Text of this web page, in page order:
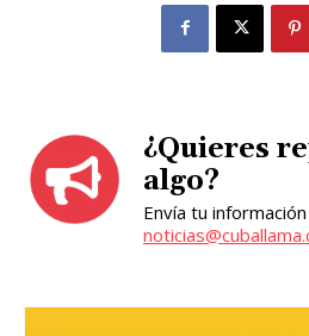
¿Quieres
algo?
Envía tu información